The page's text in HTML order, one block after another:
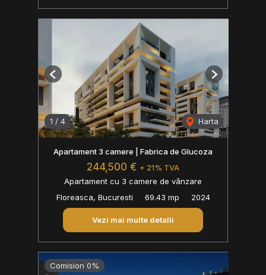
1 / 4 Harta
Previous Next
Apartament 3 camere | Fabrica de Glucoza
244,500 € + 21% TVA
Apartament cu 3 camere de vânzare
Floreasca, Bucuresti
69.43 mp 2024
Vezi mai multe detalii
Comision 0%